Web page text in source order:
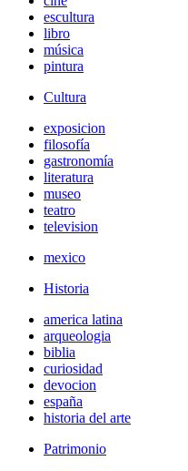
escultura
libro
música
pintura
Cultura
exposicion
filosofía
gastronomía
literatura
museo
teatro
television
mexico
Historia
america latina
arqueologia
biblia
curiosidad
devocion
españa
historia del arte
Patrimonio